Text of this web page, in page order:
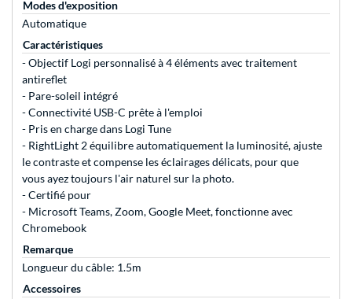
Modes d'exposition
Automatique
Caractéristiques
- Objectif Logi personnalisé à 4 éléments avec traitement
antireflet
- Pare-soleil intégré
- Connectivité USB-C prête à l'emploi
- Pris en charge dans Logi Tune
- RightLight 2 équilibre automatiquement la luminosité, ajuste
le contraste et compense les éclairages délicats, pour que
vous ayez toujours l'air naturel sur la photo.
- Certifié pour
- Microsoft Teams, Zoom, Google Meet, fonctionne avec
Chromebook
Remarque
Longueur du câble: 1.5m
Accessoires